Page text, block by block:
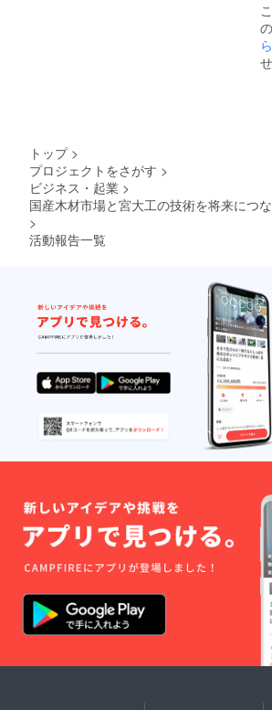
ら
トップ >
プロジェクトをさがす >
ビジネス・起業 >
国産木材市場と宮大工の技術を将来につ
>
活動報告一覧